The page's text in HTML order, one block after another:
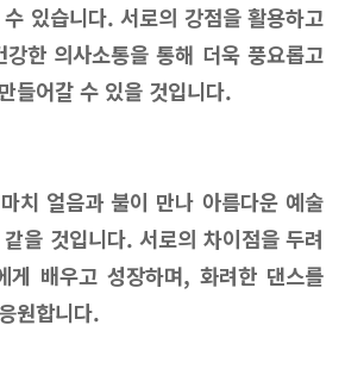
있습니다. 서로의 강점을 활용하고
한 의사소통을 통해 더욱 풍요롭고
들어갈 수 있을 것입니다.
치 얼음과 불이 만나 아름다운 예술
을 것입니다. 서로의 차이점을 두려
게 배우고 성장하며, 화려한 댄스를
원합니다.